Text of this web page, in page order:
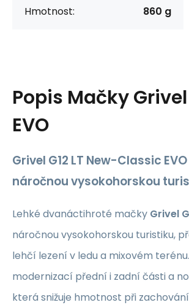
Hmotnost: 860 g
Popis Mačky Grivel
EVO
Grivel G12 LT New-Classic
náročnou vysokohorskou
Lehké dvanáctihroté mačky Grivel
náročnou vysokohorskou turistiku,
lehčí lezení v ledu a mixovém
modernizací přední i zadní části a
která snižuje hmotnost při